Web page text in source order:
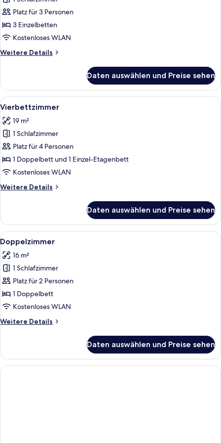
anzeigen
Platz für 3 Personen
3 Einzelbetten
Kostenloses WLAN
Weitere Details
Weitere
Daten auswählen und Preise sehen
Alle
Fotos
für
Vierbettzimmer
anzeigen
Ein Hotelzimmer mit Bett,
4
Vierbettzimmer
19 m²
1 Schlafzimmer
Platz für 4 Personen
1 Doppelbett und 1 Einzel-Etagenbett
Kostenloses WLAN
Weitere Details
Weitere
Daten auswählen und Preise sehen
Alle
Fotos
für
Doppelzimmer
anzeigen
Ein Hotelzimmer mit einem Bett,
4
Doppelzimmer
16 m²
1 Schlafzimmer
Platz für 2 Personen
1 Doppelbett
Kostenloses WLAN
Weitere Details
Weitere
Daten auswählen und Preise sehen